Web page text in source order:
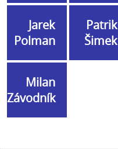
Jarek
Polman
Patrik
Šimek
Milan
Závodník